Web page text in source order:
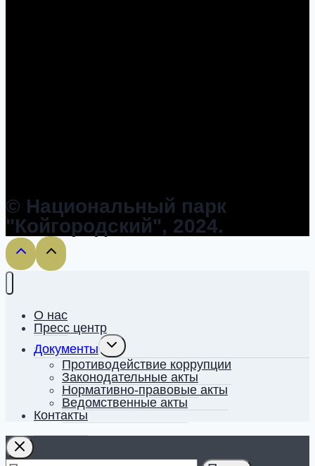
© Национальный парк
"Койгородский", 2024.
О нас
Пресс центр
Документы
Toggle
child
menu
Противодействие коррупции
Законодательные акты
Нормативно-правовые акты
Ведомственные акты
Контакты